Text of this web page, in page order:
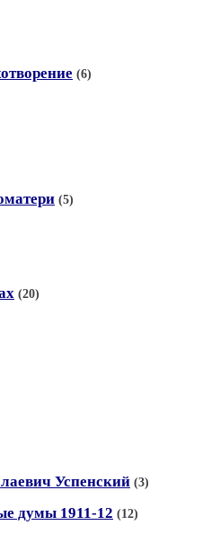
(6)
(5)
(20)
Успенский (3)
думы 1911-12 (12)